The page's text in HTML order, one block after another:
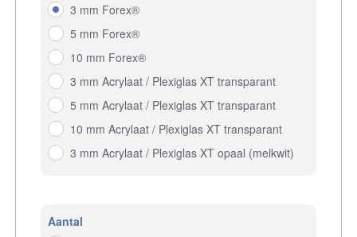
3 mm Forex®
5 mm Forex®
10 mm Forex®
3 mm Acrylaat / Plexiglas XT transparant
5 mm Acrylaat / Plexiglas XT transparant
10 mm Acrylaat / Plexiglas XT transparant
3 mm Acrylaat / Plexiglas XT opaal (melkwit)
Aantal